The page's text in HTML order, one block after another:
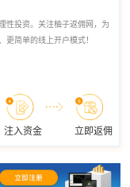
性投资。关注柚子返佣网，为
简单的线上开户模式！
注入资金 立即返佣